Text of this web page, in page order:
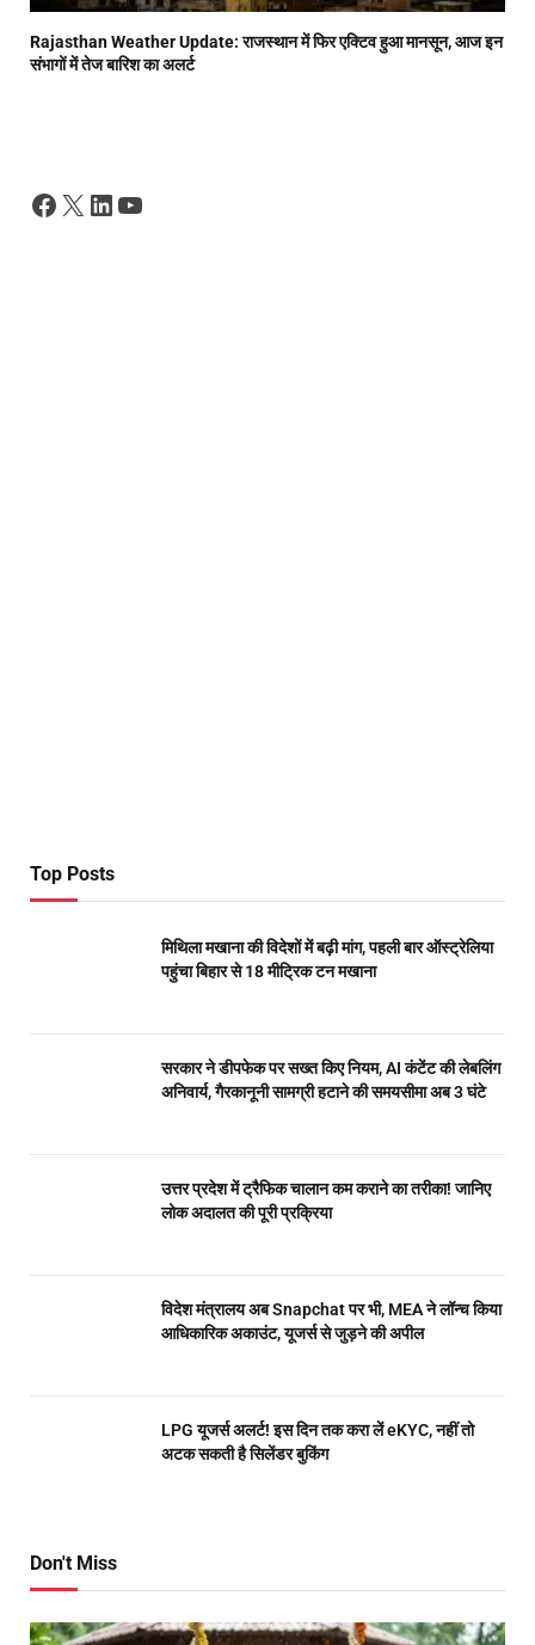
Rajasthan Weather Update: राजस्थान में फिर एक्टिव हुआ मानसून, आज इन
संभागों में तेज बारिश का अलर्ट
Facebook
X LinkedIn
YouTube
Top Posts
मिथिला मखाना की विदेशों में बढ़ी मांग, पहली बार ऑस्ट्रेलिया
पहुंचा बिहार से 18 मीट्रिक टन मखाना
सरकार ने डीपफेक पर सख्त किए नियम, AI कंटेंट की लेबलिंग
अनिवार्य, गैरकानूनी सामग्री हटाने की समयसीमा अब 3 घंटे
उत्तर प्रदेश में ट्रैफिक चालान कम कराने का तरीका! जानिए
लोक अदालत की पूरी प्रक्रिया
विदेश मंत्रालय अब Snapchat पर भी, MEA ने लॉन्च किया
आधिकारिक अकाउंट, यूजर्स से जुड़ने की अपील
LPG यूजर्स अलर्ट! इस दिन तक करा लें eKYC, नहीं तो
अटक सकती है सिलेंडर बुकिंग
Don't Miss